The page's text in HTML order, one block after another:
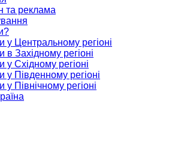
та реклама
у Центральному регіоні
в Західному регіоні
у Східному регіоні
у Південному регіоні
у Північному регіоні